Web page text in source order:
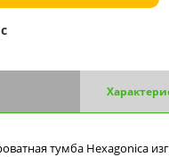
тумба Hexagonica